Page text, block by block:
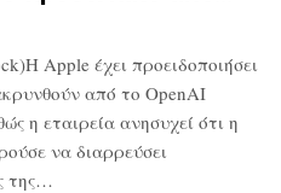
Appleέχει προειδοποιήσει
από το OpenAI
η εταιρείαανησυχεί ότι η
να διαρρεύσει
της…